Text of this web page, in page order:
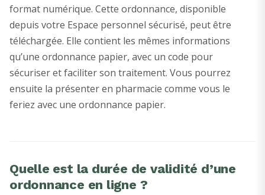
format numérique. Cette ordonnance, disponible
depuis votre Espace personnel sécurisé, peut être
téléchargée. Elle contient les mêmes informations
qu’une ordonnance papier, avec un code pour
sécuriser et faciliter son traitement. Vous pourrez
ensuite la présenter en pharmacie comme vous le
feriez avec une ordonnance papier.
Quelle est la durée de validité d’une
ordonnance en ligne ?